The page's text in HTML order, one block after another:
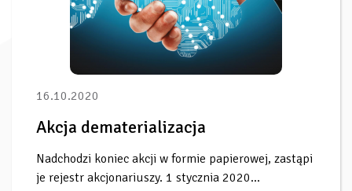
16.10.2020
Akcja dematerializacja
Nadchodzi koniec akcji w formie papierowej, zastąpi
je rejestr akcjonariuszy. 1 stycznia 2020...